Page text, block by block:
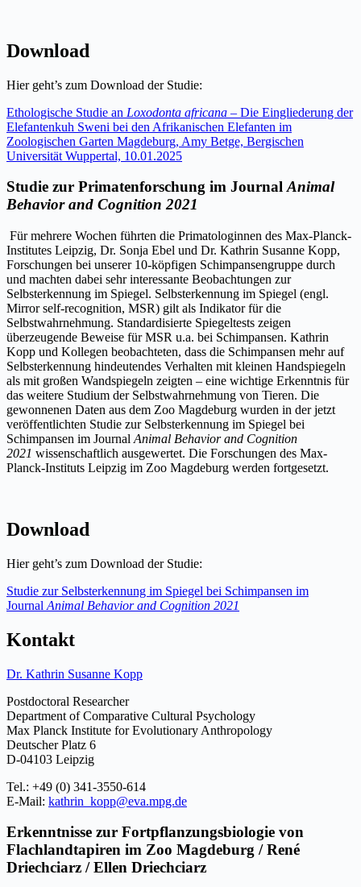
Download
Hier geht’s zum Download der Studie:
Ethologische Studie an Loxodonta africana – Die Eingliederung der
Elefantenkuh Sweni bei den Afrikanischen Elefanten im
Zoologischen Garten Magdeburg, Amy Betge, Bergischen
Universität Wuppertal, 10.01.2025
Studie zur Primatenforschung im JournalAnimal
Behavior and Cognition 2021
Für mehrere Wochen führten die Primatologinnen des Max-Planck-
Institutes Leipzig, Dr. Sonja Ebel und Dr. Kathrin Susanne Kopp,
Forschungen bei unserer 10-köpfigen Schimpansengruppe durch
und machten dabei sehr interessante Beobachtungen zur
Selbsterkennung im Spiegel. Selbsterkennung im Spiegel (engl.
Mirror self-recognition, MSR) gilt als Indikator für die
Selbstwahrnehmung. Standardisierte Spiegeltests zeigen
überzeugende Beweise für MSR u.a. bei Schimpansen. Kathrin
Kopp und Kollegen beobachteten, dass die Schimpansen mehr auf
Selbsterkennung hindeutendes Verhalten mit kleinen Handspiegeln
als mit großen Wandspiegeln zeigten – eine wichtige Erkenntnis für
das weitere Studium der Selbstwahrnehmung von Tieren. Die
gewonnenen Daten aus dem Zoo Magdeburg wurden in der jetzt
veröffentlichten Studie zur Selbsterkennung im Spiegel bei
Schimpansen im Journal Animal Behavior and Cognition
2021 wissenschaftlich ausgewertet. Die Forschungen des Max-
Planck-Instituts Leipzig im Zoo Magdeburg werden fortgesetzt.
Download
Hier geht’s zum Download der Studie:
Studie zur Selbsterkennung im Spiegel bei Schimpansen im
Journal Animal Behavior and Cognition 2021
Kontakt
Dr. Kathrin Susanne Kopp
Postdoctoral Researcher
Department of Comparative Cultural Psychology
Max Planck Institute for Evolutionary Anthropology
Deutscher Platz 6
D-04103 Leipzig
Tel.: +49 (0) 341-3550-614
E-Mail: kathrin_kopp@eva.mpg.de
Erkenntnisse zur Fortpflanzungsbiologie von
Flachlandtapiren im Zoo Magdeburg / René
Driechciarz / Ellen Driechciarz